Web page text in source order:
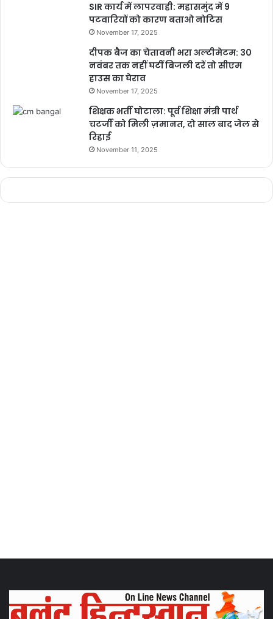
SIR कार्य में लापरवाही: महासमुंद में 9
पटवारियों को कारण बताओ नोटिस
November 17, 2025
दीपक बैज का चेतावनी भरा अल्टीमेटम: 30
नवंबर तक नहीं घटीं बिजली दरें तो सीएम
हाउस का घेराव
November 17, 2025
शिक्षक भर्ती घोटाला: पूर्व शिक्षा मंत्री पार्थ
चटर्जी को मिली ज़मानत, दो साल बाद जेल से
रिहाई
November 11, 2025